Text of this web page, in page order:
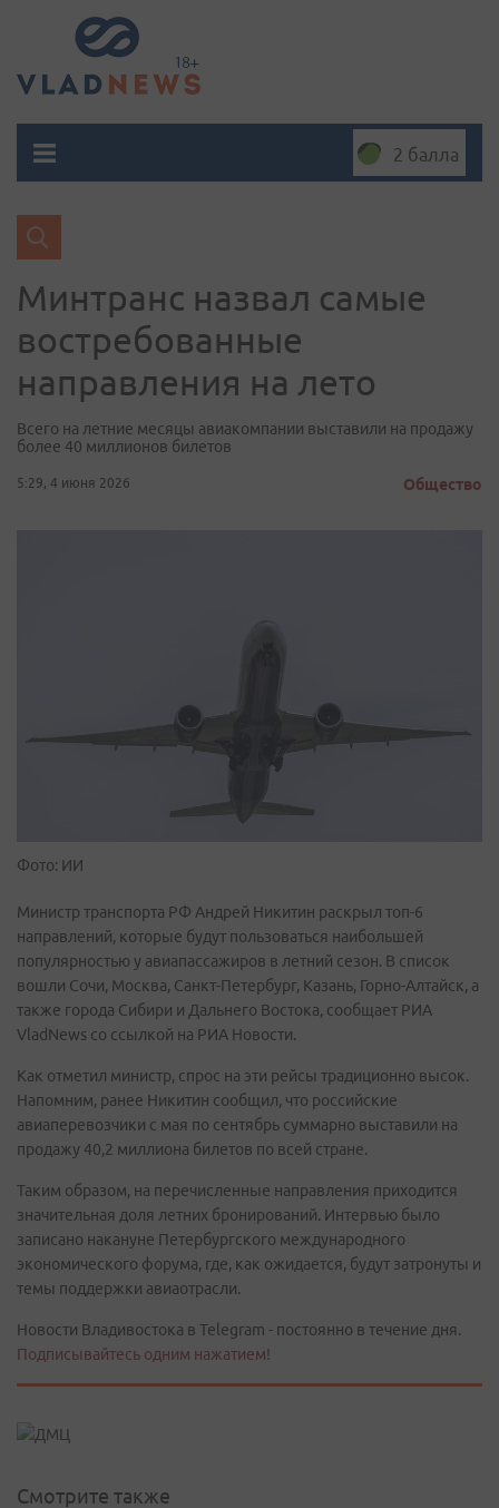
2 балла
Минтранс назвал самые
востребованные
направления на лето
Всего на летние месяцы авиакомпании выставили на продажу
более 40 миллионов билетов
5:29, 4 июня 2026 Общество
Фото: ИИ
Министр транспорта РФ Андрей Никитин раскрыл топ-6
направлений, которые будут пользоваться наибольшей
популярностью у авиапассажиров в летний сезон. В список
вошли Сочи, Москва, Санкт-Петербург, Казань, Горно-Алтайск, а
также города Сибири и Дальнего Востока, сообщает РИА
VladNews со ссылкой на РИА Новости.
Как отметил министр, спрос на эти рейсы традиционно высок.
Напомним, ранее Никитин сообщил, что российские
авиаперевозчики с мая по сентябрь суммарно выставили на
продажу 40,2 миллиона билетов по всей стране.
Таким образом, на перечисленные направления приходится
значительная доля летних бронирований. Интервью было
записано накануне Петербургского международного
экономического форума, где, как ожидается, будут затронуты и
темы поддержки авиаотрасли.
Новости Владивостока в Telegram - постоянно в течение дня.
Подписывайтесь одним нажатием!
Смотрите также